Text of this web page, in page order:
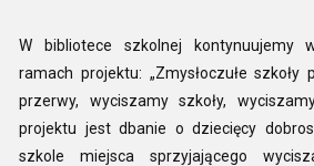
W bibliotece szkolnej kontynuujemy
ramach projektu: „Zmysłoczułe szkoły
przerwy, wyciszamy szkoły,
projektu jest dbanie o dziecięcy
szkole miejsca sprzyjającego